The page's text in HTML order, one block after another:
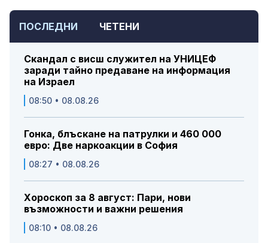
ПОСЛЕДНИ ЧЕТЕНИ
Скандал с висш служител на УНИЦЕФ
заради тайно предаване на информация
на Израел
08:50 • 08.08.26
Гонка, блъскане на патрулки и 460 000
евро: Две наркоакции в София
08:27 • 08.08.26
Хороскоп за 8 август: Пари, нови
възможности и важни решения
08:10 • 08.08.26